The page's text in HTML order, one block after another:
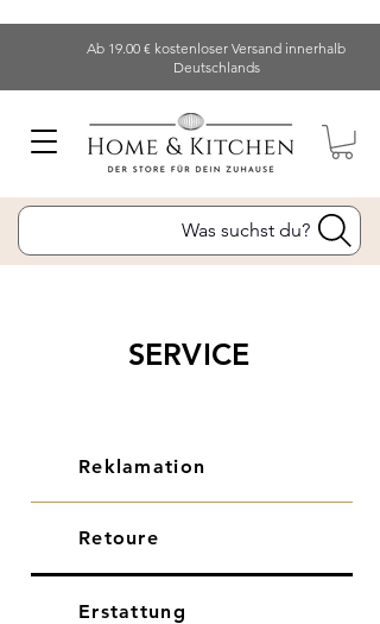
Ab 19.00 € kostenloser Versand innerhalb
Deutschlands
Was suchst du?
SERVICE
Reklamation
Retoure
Erstattung